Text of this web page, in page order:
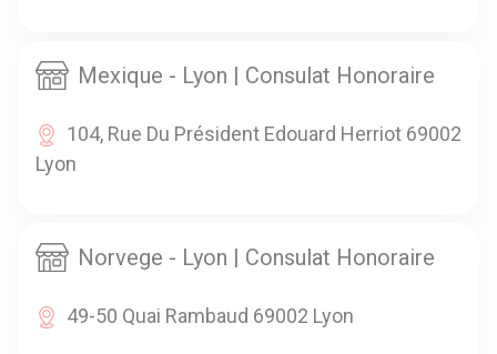
Mexique - Lyon | Consulat Honoraire
104, Rue Du Président Edouard Herriot 69002
Lyon
Norvege - Lyon | Consulat Honoraire
49-50 Quai Rambaud 69002 Lyon